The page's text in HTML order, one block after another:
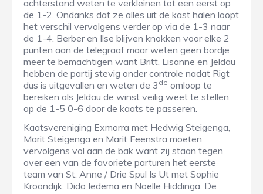
achterstand weten te verkleinen tot een eerst op
de 1-2. Ondanks dat ze alles uit de kast halen loopt
het verschil vervolgens verder op via de 1-3 naar
de 1-4. Berber en Ilse blijven knokken voor elke 2
punten aan de telegraaf maar weten geen bordje
meer te bemachtigen want Britt, Lisanne en Jeldau
hebben de partij stevig onder controle nadat Rigt
dus is uitgevallen en weten de 3 de omloop te
bereiken als Jeldau de winst veilig weet te stellen
op de 1-5 0-6 door de kaats te passeren.
Kaatsvereniging Exmorra met Hedwig Steigenga,
Marit Steigenga en Marit Feenstra moeten
vervolgens vol aan de bak want zij staan tegen
over een van de favoriete parturen het eerste
team van St. Anne / Drie Spul Is Ut met Sophie
Kroondijk, Dido Iedema en Noelle Hiddinga. De